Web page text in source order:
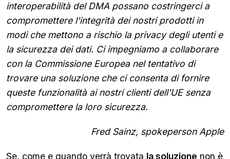
interoperabilità del DMA possano costringerci a
compromettere l'integrità dei nostri prodotti in
modi che mettono a rischio la privacy degli utenti e
la sicurezza dei dati. Ci impegniamo a collaborare
con la Commissione Europea nel tentativo di
trovare una soluzione che ci consenta di fornire
queste funzionalità ai nostri clienti dell'UE senza
compromettere la loro sicurezza.
Fred Sainz, spokeperson Apple
Se, come e quando verrà trovata la soluzione non è